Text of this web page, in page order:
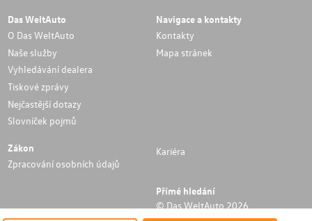
Das WeltAuto
O Das WeltAuto
Naše služby
Vyhledávání dealera
Tiskové zprávy
Nejčastější dotazy
Slovníček pojmů
Navigace a kontakty
Kontakty
Mapa stránek
Zákon
Zpracování osobních údajů
Kariéra
Přímé hledání
© Das WeltAuto 2026